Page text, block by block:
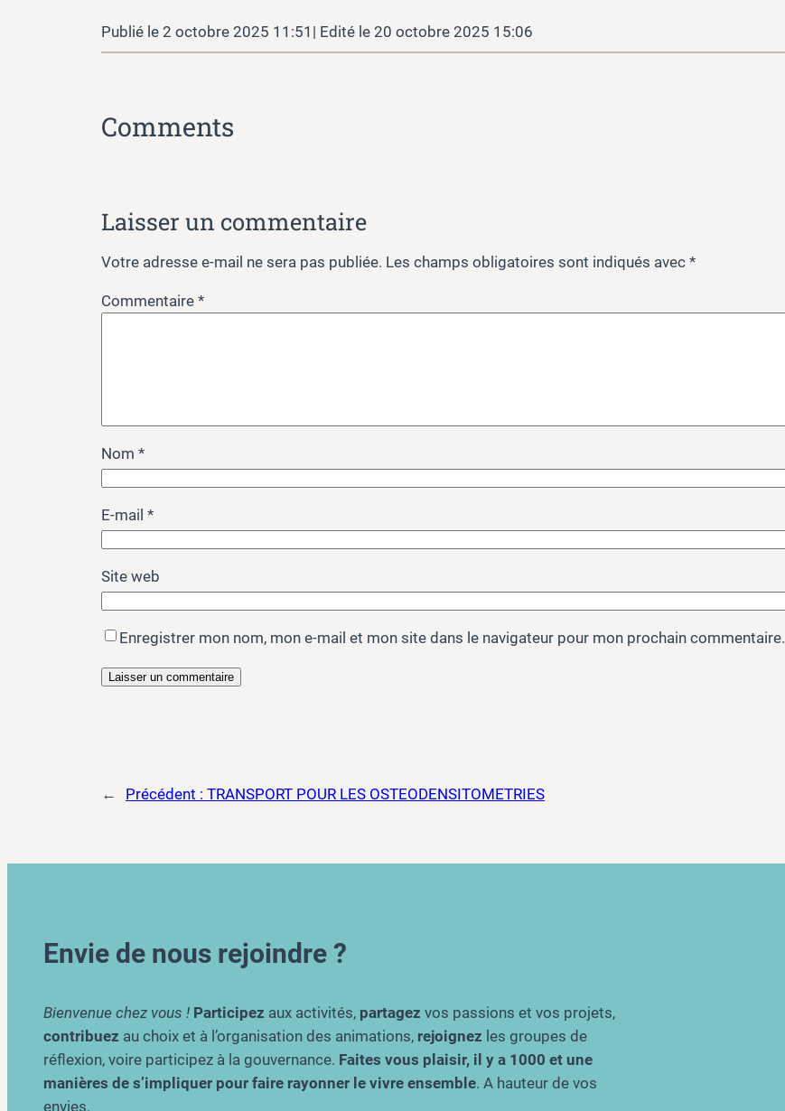
2 octobre 2025 11:51 20 octobre 2025 15:06
Comments
Laisser un commentaire
Votre adresse e-mail ne sera pas publiée. Les champs obligatoires sont indiqués avec *
Commentaire *
Nom *
E-mail *
Site web
Enregistrer mon nom, mon e-mail et mon site dans le navigateur pour mon prochain commentaire.
← Précédent : TRANSPORT POUR LES OSTEODENSITOMETRIES
Envie de nous rejoindre ?
Bienvenue chez vous ! Participez aux activités, partagez vos passions et vos projets,
contribuez au choix et à l’organisation des animations, rejoignez les groupes de
réflexion, voire participez à la gouvernance. Faites vous plaisir, il y a 1000 et une
manières de s’impliquer pour faire rayonner le vivre ensemble. A hauteur de vos
envies.